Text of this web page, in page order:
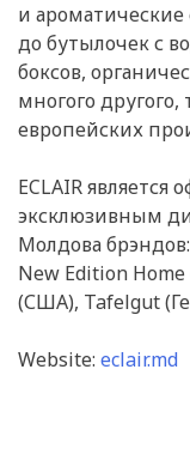
и
до бутылочек с
боксов,
многого
европейских
ECLAIR
эксклюзивным
Молдова
New Edition
(США), Tafelgut
Website: eclair.md